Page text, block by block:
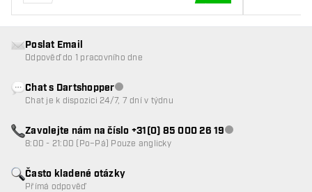
Často kladené otázky
Přímá odpověď
Poslat Email
Odpověď do 1 pracovního dne
Chat s DartshopperZákaznický servis nedostupný
Chat je k dispozici 24/7, 7 dní v týdnu
Zavolejte nám na číslo +31(0) 85 000 26 19Zákaznický servis
8:00 - 21:00 (Po–Pá) Pouze anglicky